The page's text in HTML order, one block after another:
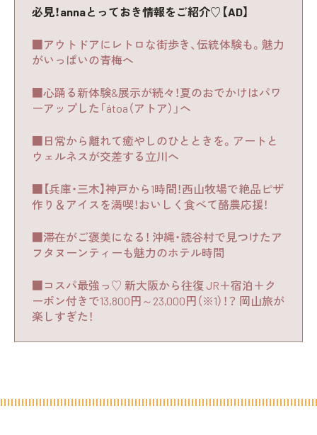
必見！annaとっておき情報をご紹介♡【AD】
■アウトドアにレトロな街歩き、伝統体験も。魅力
がいっぱいの青梅へ
■心踊る新体験&展示が続々！夏のおでかけはパワ
ーアップした「átoa（アトア）」へ
■日常から離れて癒やしのひとときを。アートと
ウェルネスが交差する立川へ
■【兵庫・三木】神戸から1時間！西山牧場で絶品ピザ
作り＆アイスを満喫！おいしく食べて酪農応援！
■滞在がご褒美になる！ 沖縄・読谷村で見つけたア
フタヌーンティーも魅力のホテル時間
■コスパ最強っ♡ 新大阪から往復 JR＋宿泊＋ク
ーポン付きで13,800円～23,000円（※1）！？ 岡山旅が
楽しすぎた！